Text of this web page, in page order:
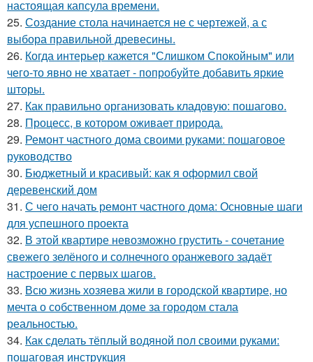
настоящая капсула времени.
25. Создание стола начинается не с чертежей, а с
выбора правильной древесины.
26. Когда интерьер кажется "Слишком Спокойным" или
чего-то явно не хватает - попробуйте добавить яркие
шторы.
27. Как правильно организовать кладовую: пошагово.
28. Процесс, в котором оживает природа.
29. Ремонт частного дома своими руками: пошаговое
руководство
30. Бюджетный и красивый: как я оформил свой
деревенский дом
31. С чего начать ремонт частного дома: Основные шаги
для успешного проекта
32. В этой квартире невозможно грустить - сочетание
свежего зелёного и солнечного оранжевого задаёт
настроение с первых шагов.
33. Всю жизнь хозяева жили в городской квартире, но
мечта о собственном доме за городом стала
реальностью.
34. Как сделать тёплый водяной пол своими руками:
пошаговая инструкция